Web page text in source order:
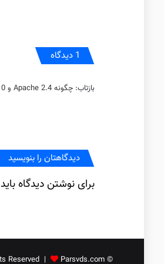
1 دیدگاه
بازتاب: چگونه Apache 2.4 و MariaDB 10 را روی سیستم عامل اوبونتو 16 نصب کنیم – پایگاه دانش پارس وی دی اس
دیدگاهتان را بنویسید
برای نوشتن دیدگاه باید
© Copyright 2026, All Rights Reserved |
Parsvds.com